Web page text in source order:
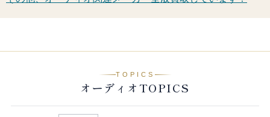
TOPICS
オーディオTOPICS